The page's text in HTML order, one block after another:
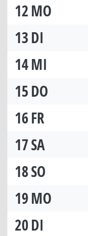
12MO
13DI
14MI
15DO
16FR
17SA
18SO
19MO
20DI